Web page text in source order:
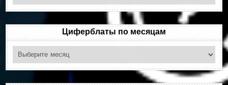
по
рубрикам
Циферблаты по месяцам
Циферблаты
по
месяцам